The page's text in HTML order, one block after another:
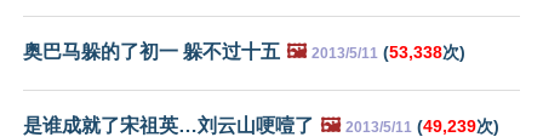
奥巴马躲的了初一 躲不过十五 🖼️ 2013/5/11 (53,338次)
是谁成就了宋祖英…刘云山哽噎了 🖼️ 2013/5/11 (49,239次)